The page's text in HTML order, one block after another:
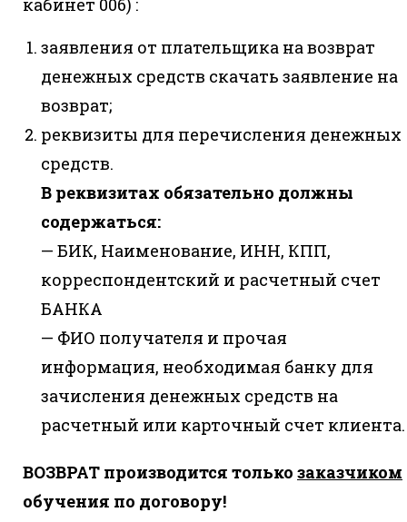
кабинет 006) :
заявления от плательщика на возврат
денежных средств скачать заявление на
возврат;
реквизиты для перечисления денежных
средств.
В реквизитах обязательно должны
содержаться:
— БИК, Наименование, ИНН, КПП,
корреспондентский и расчетный счет
БАНКА
— ФИО получателя и прочая
информация, необходимая банку для
зачисления денежных средств на
расчетный или карточный счет клиента.
ВОЗВРАТ производится только заказчиком
обучения по договору!